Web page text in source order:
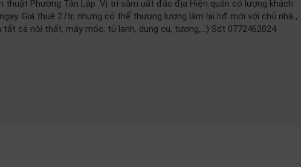
Phường Tân Lập .Vị trí sầm uất đắc địa Hiện quán có lượng khách
Giá thuê 27tr, nhưng có thể thương lượng làm lại hđ mới với chủ nhà ,
cả nội thất, máy móc, tủ lanh, dụng cụ, tượng,…) Sdt 0772462024